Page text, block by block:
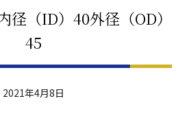
径（ID）40外径（OD）
45
2021年4月8日